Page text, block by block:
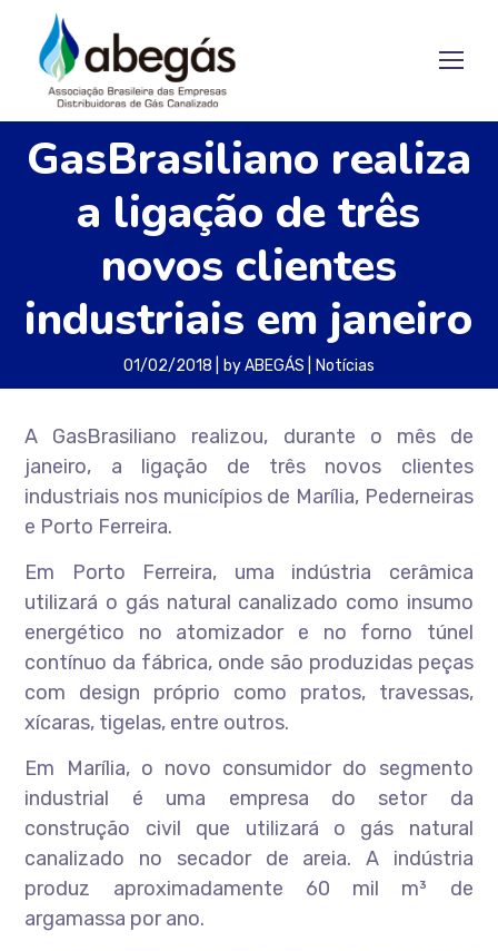
GasBrasiliano realiza
a ligação de três
novos clientes
industriais em janeiro
01/02/2018 byABEGÁS Notícias
A GasBrasiliano realizou, durante o mês de
janeiro, a ligação de três novos clientes
industriais nos municípios de Marília, Pederneiras
e Porto Ferreira.
Em Porto Ferreira, uma indústria cerâmica
utilizará o gás natural canalizado como insumo
energético no atomizador e no forno túnel
contínuo da fábrica, onde são produzidas peças
com design próprio como pratos, travessas,
xícaras, tigelas, entre outros.
Em Marília, o novo consumidor do segmento
industrial é uma empresa do setor da
construção civil que utilizará o gás natural
canalizado no secador de areia. A indústria
produz aproximadamente 60 mil m³ de
argamassa por ano.